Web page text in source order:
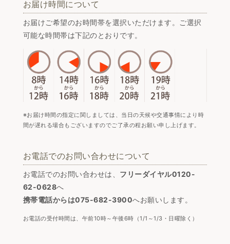
お届け時間について
お届けご希望のお時間帯を選択いただけます。ご選択
可能な時間帯は下記のとおりです。
※お届け時間の指定に関しましては、当日の天候や交通事情により時
間が遅れる場合もございますのでご了承の程お願い申し上げます。
お電話でのお問い合わせについて
お電話でのお問い合わせは、 フリーダイヤル0120-
62-0628へ
携帯電話からは075-682-3900へお願いします。
お電話の受付時間は、午前10時～午後6時（1/1～1/3・日曜除く）